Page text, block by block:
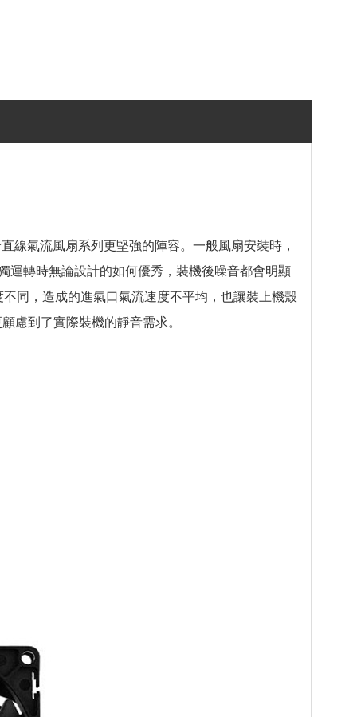
線氣流風扇系列更堅強的陣容。一般風扇安裝時，
運轉時無論設計的如何優秀，裝機後噪音都會明顯
同，造成的進氣口氣流速度不平均，也讓裝上機殼
慮到了實際裝機的靜音需求。